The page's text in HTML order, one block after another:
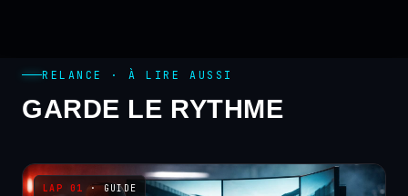
RELANCE · À LIRE AUSSI
GARDE LE RYTHME
· GUIDE